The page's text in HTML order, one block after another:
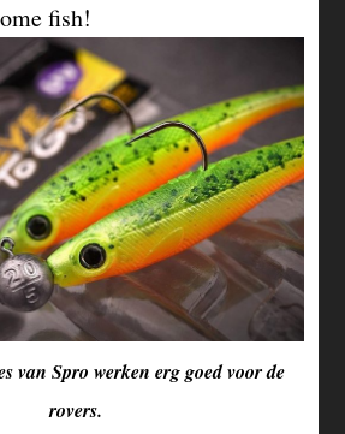
fish!
van Spro werken erg goed voor de
rovers.